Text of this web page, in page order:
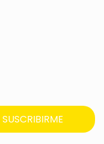
SUSCRIBIRME